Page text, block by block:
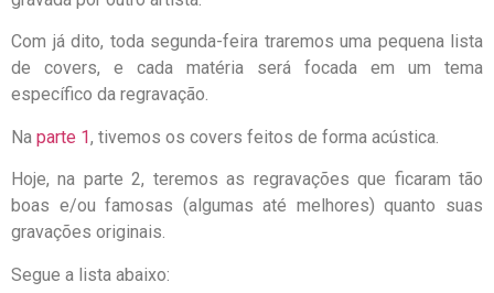
Com já dito, toda segunda-feira traremos uma pequena lista
de covers, e cada matéria será focada em um tema
específico da regravação.
Na parte 1, tivemos os covers feitos de forma acústica.
Hoje, na parte 2, teremos as regravações que ficaram tão
boas e/ou famosas (algumas até melhores) quanto suas
gravações originais.
Segue a lista abaixo: